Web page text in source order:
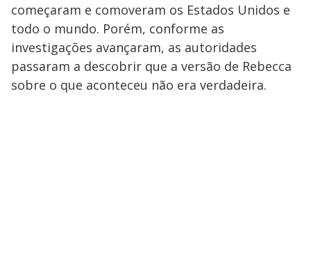
começaram e comoveram os Estados Unidos e
todo o mundo. Porém, conforme as
investigações avançaram, as autoridades
passaram a descobrir que a versão de Rebecca
sobre o que aconteceu não era verdadeira.